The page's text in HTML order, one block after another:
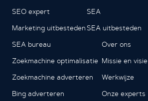
SEO expert
Marketing uitbesteden
SEA
SEA uitbesteden
SEA bureau
Zoekmachine optimalisatie
Zoekmachine adverteren
Bing adverteren
Over ons
Missie en visie
Werkwijze
Onze experts